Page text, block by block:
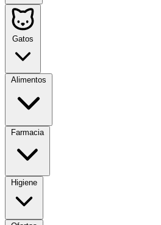
Gatos
Alimentos
Farmacia
Higiene